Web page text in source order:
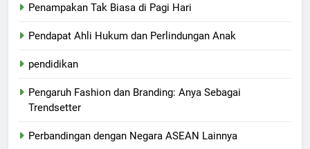
Penampakan Tak Biasa di Pagi Hari
Pendapat Ahli Hukum dan Perlindungan Anak
pendidikan
Pengaruh Fashion dan Branding: Anya Sebagai
Trendsetter
Perbandingan dengan Negara ASEAN Lainnya